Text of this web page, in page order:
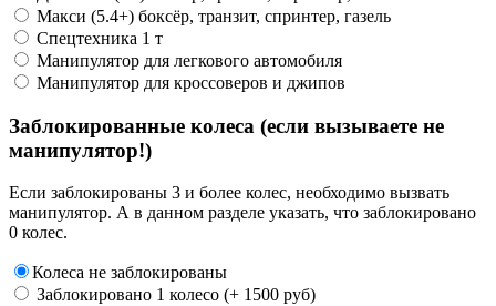
Макси (5.4+) боксёр, транзит, спринтер, газель
Спецтехника 1 т
Манипулятор для легкового автомобиля
Манипулятор для кроссоверов и джипов
Заблокированные колеса (если вызываете не
манипулятор!)
Если заблокированы 3 и более колес, необходимо вызвать
манипулятор. А в данном разделе указать, что заблокировано
0 колес.
Колеса не заблокированы
Заблокировано 1 колесо (+ 1500 руб)